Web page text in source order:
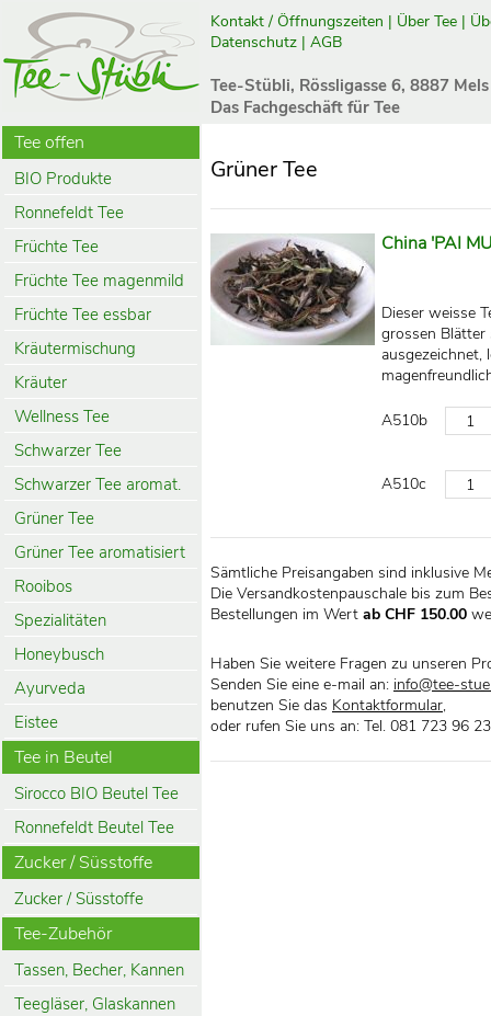
Kontakt / Öffnungszeiten | Über Tee |
Datenschutz | AGB
Tee-Stübli, Rössligasse 6, 8887 Mels
Das Fachgeschäft für Tee
Tee offen
BIO Produkte
Ronnefeldt Tee
Früchte Tee
Früchte Tee magenmild
Früchte Tee essbar
Kräutermischung
Kräuter
Wellness Tee
Schwarzer Tee
Schwarzer Tee aromat.
Grüner Tee
Grüner Tee aromatisiert
Rooibos
Spezialitäten
Honeybusch
Ayurveda
Eistee
Tee in Beutel
Sirocco BIO Beutel Tee
Ronnefeldt Beutel Tee
Zucker / Süsstoffe
Zucker / Süsstoffe
Tee-Zubehör
Tassen, Becher, Kannen
Teegläser, Glaskannen
Grüner Tee
China 'PAI
Dieser weisse
grossen Blätter
A510b
A510c
Sämtliche Preisangaben sind inklusive
Die Versandkostenpauschale bis zum
Bestellungen im Wert ab CHF 150.00
Haben Sie weitere Fragen zu unseren
Senden Sie eine e-mail an: info@tee-
benutzen Sie das Kontaktformular,
oder rufen Sie uns an: Tel. 081 723 96 23